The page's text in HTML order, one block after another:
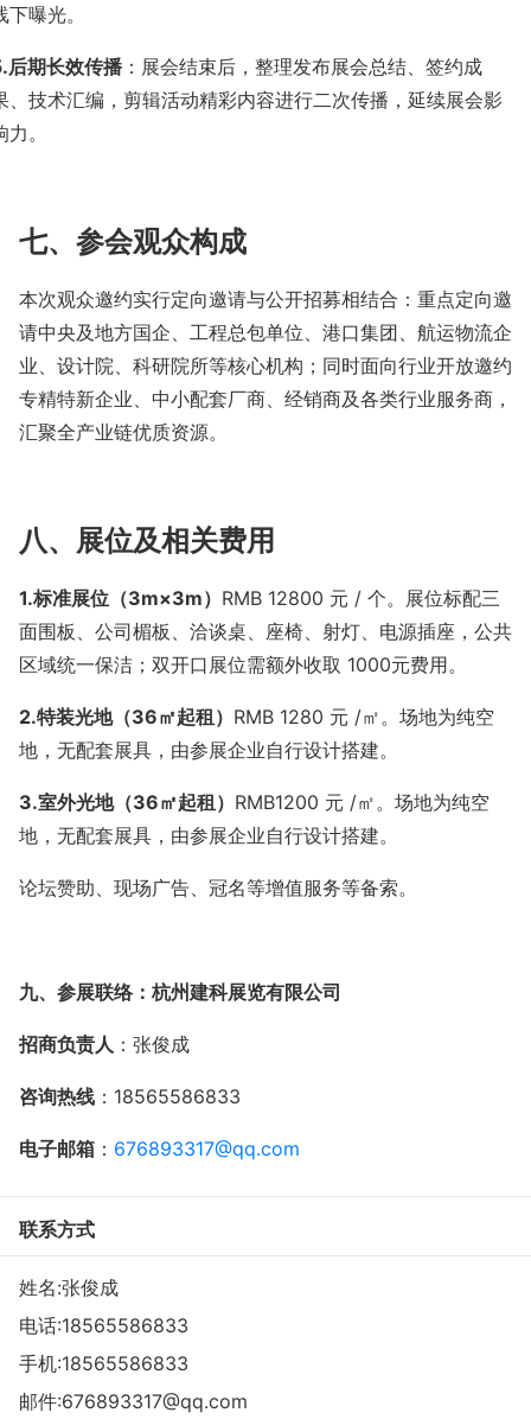
下曝光。
后期长效传播 ：展会结束后，整理发布展会总结、签约成
、技术汇编，剪辑活动精彩内容进行二次传播，延续展会影
力。
七、参会观众构成
本次观众邀约实行定向邀请与公开招募相结合：重点定向邀
请中央及地方国企、工程总包单位、港口集团、航运物流企
业、设计院、科研院所等核心机构；同时面向行业开放邀约
专精特新企业、中小配套厂商、经销商及各类行业服务商，
汇聚全产业链优质资源。
八、展位及相关费用
1.标准展位（3m×3m） RMB 12800 元 / 个。展位标配三
面围板、公司楣板、洽谈桌、座椅、射灯、电源插座，公共
区域统一保洁；双开口展位需额外收取 1000元费用。
2.特装光地（36㎡起租） RMB 1280 元 /㎡。场地为纯空
地，无配套展具，由参展企业自行设计搭建。
3.室外光地（36㎡起租） RMB1200 元 /㎡。场地为纯空
地，无配套展具，由参展企业自行设计搭建。
论坛赞助、现场广告、冠名等增值服务等备索。
九、参展联络：杭州建科展览有限公司
招商负责人 ：张俊成
咨询热线 ： 18565586833
电子邮箱 ： 676893317@qq.com
联系方式
姓名:张俊成
电话:18565586833
手机:18565586833
邮件:676893317@qq.com